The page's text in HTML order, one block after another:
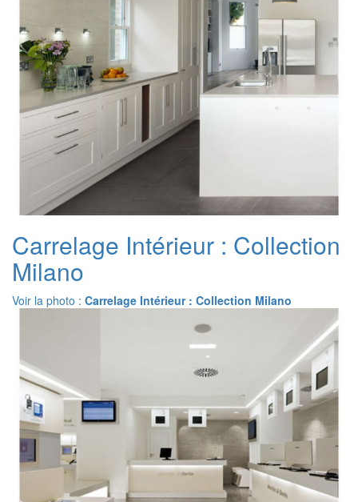
Carrelage Intérieur : Collection
Milano
Voir la photo : Carrelage Intérieur : Collection Milano